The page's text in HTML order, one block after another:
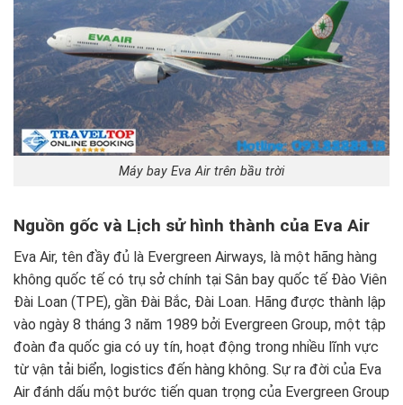
Máy bay Eva Air trên bầu trời
Nguồn gốc và Lịch sử hình thành của Eva Air
Eva Air, tên đầy đủ là Evergreen Airways, là một hãng hàng
không quốc tế có trụ sở chính tại Sân bay quốc tế Đào Viên
Đài Loan (TPE), gần Đài Bắc, Đài Loan. Hãng được thành lập
vào ngày 8 tháng 3 năm 1989 bởi Evergreen Group, một tập
đoàn đa quốc gia có uy tín, hoạt động trong nhiều lĩnh vực
từ vận tải biển, logistics đến hàng không. Sự ra đời của Eva
Air đánh dấu một bước tiến quan trọng của Evergreen Group